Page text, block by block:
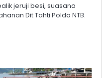
jeruji besi, suasana
Dit Tahti Polda NTB.